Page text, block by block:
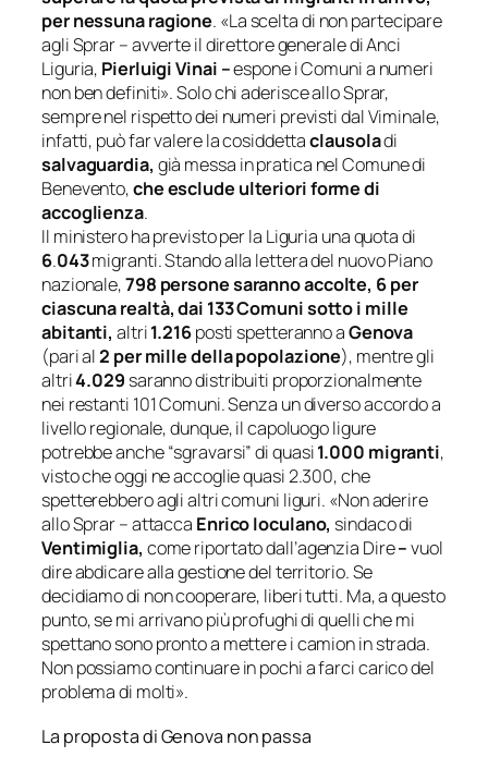
per nessuna ragione. «La scelta di non partecipare
agli Sprar– avverte il direttore generale di Anci
Liguria, Pierluigi Vinai –espone i Comuni a numeri
non ben definiti». Solo chi aderisce allo Sprar,
sempre nel rispetto dei numeri previsti dal Viminale,
infatti, può far valere la cosiddettaclausoladi
salvaguardia, già messa in pratica nel Comune di
Benevento,che esclude ulteriori forme di
accoglienza.
Il ministero ha previsto per la Liguria una quota di
6.043migranti. Stando alla lettera del nuovo Piano
nazionale,798 persone saranno accolte, 6 per
ciascuna realtà, dai 133 Comuni sotto i mille
abitanti, altri1.216posti spetteranno aGenova
(pari al2 per mille della popolazione), mentre gli
altri4.029 saranno distribuiti proporzionalmente
nei restanti 101 Comuni. Senza un diverso accordo a
livello regionale, dunque, il capoluogo ligure
potrebbe anche “sgravarsi” di quasi1.000 migranti,
visto che oggi ne accoglie quasi 2.300, che
spetterebbero agli altri comuni liguri. «Non aderire
allo Sprar– attacca Enrico Ioculano, sindaco di
Ventimiglia, come riportato dall’agenzia Dire–vuol
dire abdicare alla gestione del territorio. Se
decidiamo di non cooperare, liberi tutti. Ma, a questo
punto, se mi arrivano più profughi di quelli che mi
spettano sono pronto a mettere i camion in strada.
Non possiamo continuare in pochi a farci carico del
problema di molti».
La proposta di Genova non passa